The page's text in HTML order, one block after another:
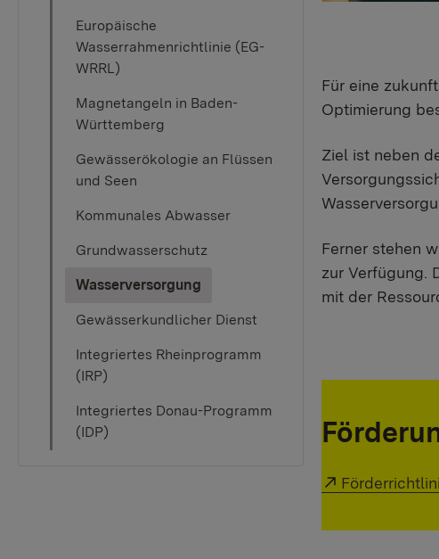
Europäische
Wasserrahmenrichtlinie (EG-
WRRL)
Magnetangeln in Baden-
Württemberg
Gewässerökologie an Flüssen
und Seen
Kommunales Abwasser
Grundwasserschutz
Wasserversorgung
Gewässerkundlicher Dienst
Integriertes Rheinprogramm
(IRP)
Integriertes Donau-Programm
(IDP)
Für eine
Optimierung
Ziel ist neben
Ferner stehen
zur Verfügung.
mit der
External link: